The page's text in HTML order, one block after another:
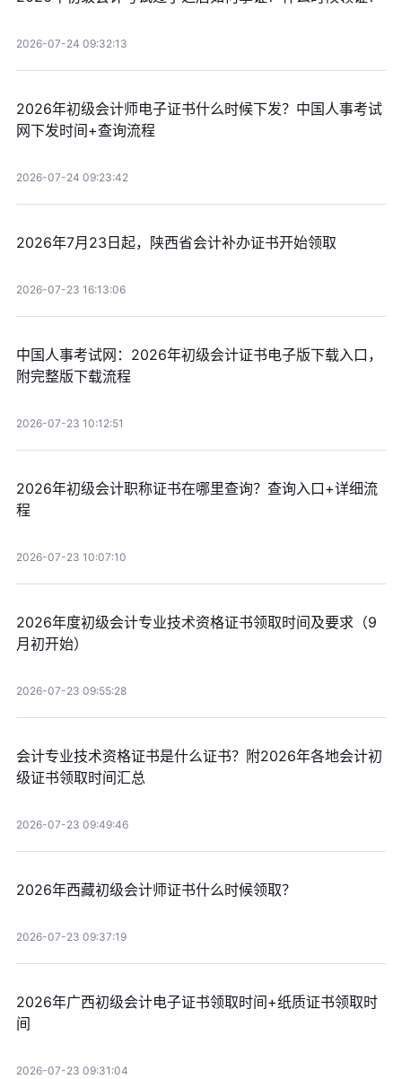
2026-07-24 09:32:13
2026年初级会计师电子证书什么时候下发？中国人事考试
网下发时间+查询流程
2026-07-24 09:23:42
2026年7月23日起，陕西省会计补办证书开始领取
2026-07-23 16:13:06
中国人事考试网：2026年初级会计证书电子版下载入口，
附完整版下载流程
2026-07-23 10:12:51
2026年初级会计职称证书在哪里查询？查询入口+详细流
程
2026-07-23 10:07:10
2026年度初级会计专业技术资格证书领取时间及要求（9
月初开始）
2026-07-23 09:55:28
会计专业技术资格证书是什么证书？附2026年各地会计初
级证书领取时间汇总
2026-07-23 09:49:46
2026年西藏初级会计师证书什么时候领取？
2026-07-23 09:37:19
2026年广西初级会计电子证书领取时间+纸质证书领取时
间
2026-07-23 09:31:04